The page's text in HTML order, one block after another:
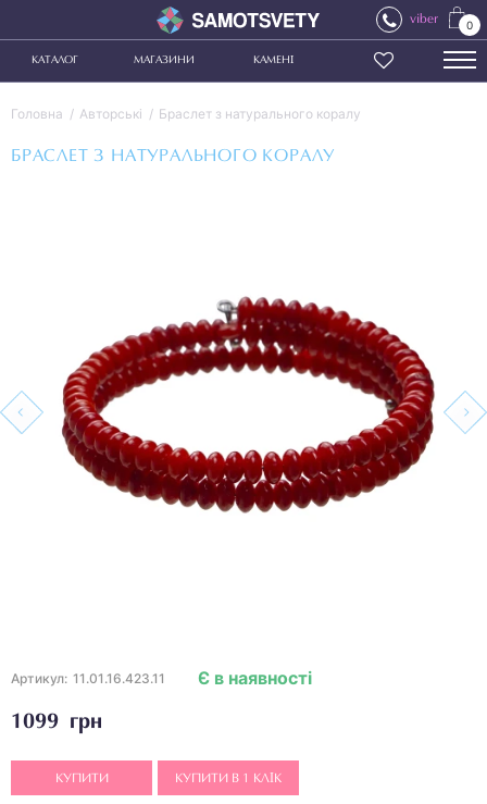
viber 0
КАТАЛОГ МАГАЗИНИ КАМЕНІ
Головна Авторські Браслет з натурального коралу
БРАСЛЕТ З НАТУРАЛЬНОГО КОРАЛУ
Артикул: 11.01.16.423.11
1099 грн
Є в наявності
КУПИТИ КУПИТИ В 1 КЛІК